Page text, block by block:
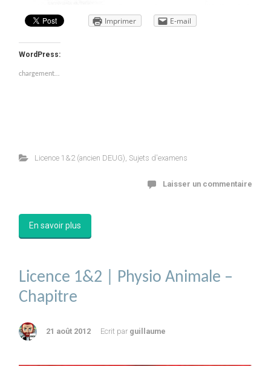
Imprimer E-mail
WordPress:
chargement…
Licence 1&2 (ancien DEUG) Sujets d'examens
Laisser un commentaire
En savoir plus
Licence 1&2 | Physio Animale –
Chapitre
21 août 2012 Ecrit par guillaume